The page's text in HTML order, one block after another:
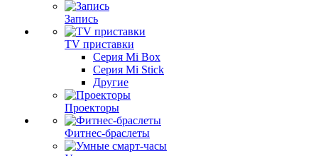
Запись
TV приставки
Серия Mi Box
Серия Mi Stick
Другие
Проекторы
Фитнес-браслеты